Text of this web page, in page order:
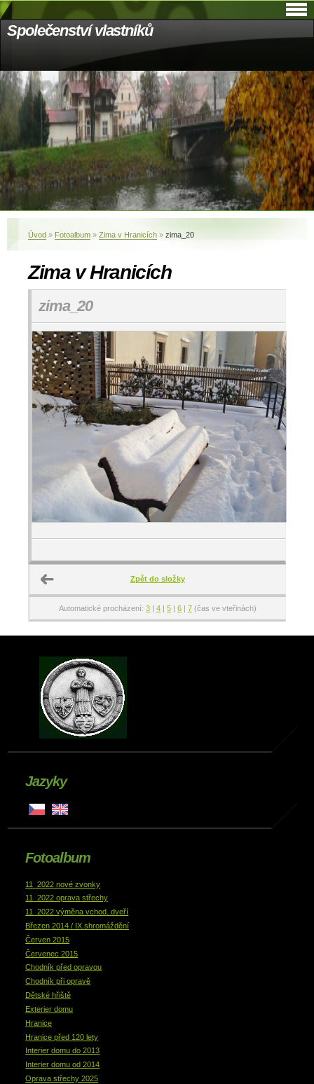
Společenství vlastníků
Úvod » Fotoalbum » Zima v Hranicích » zima_20
Zima v Hranicích
zima_20
Zpět do složky
Automatické procházení: 3 | 4 | 5 | 6 | 7 (čas ve vteřinách)
Jazyky
Fotoalbum
11_2022 nové zvonky
11_2022 oprava střechy
11_2022 výměna vchod. dveří
Březen 2014 / IX.shromáždění
Červen 2015
Červenec 2015
Chodník před opravou
Chodník při opravě
Dětské hřiště
Exterier domu
Hranice
Hranice před 120 lety
Interier domu do 2013
Interier domu od 2014
Oprava střechy 2025